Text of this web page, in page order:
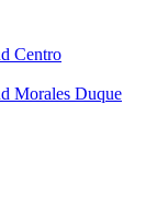
Centro
Morales Duque